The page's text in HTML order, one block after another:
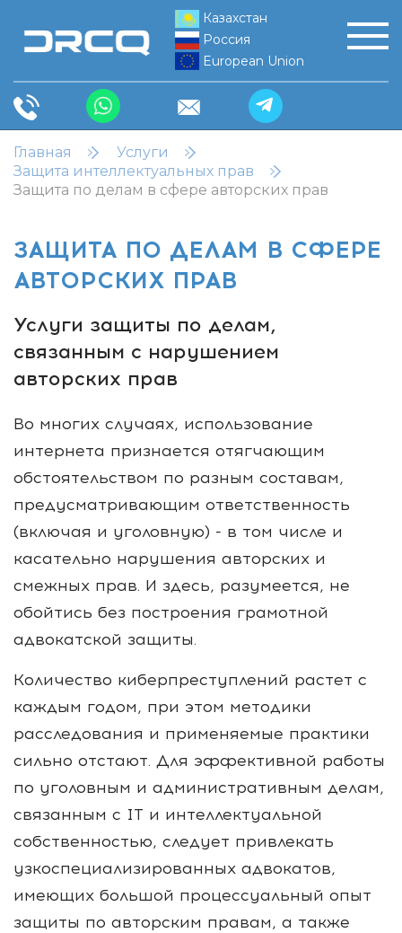
Казахстан
Россия
European Union
Главная
Услуги
Защита интеллектуальных прав
Защита по делам в сфере авторских прав
ЗАЩИТА ПО ДЕЛАМ В СФЕРЕ
АВТОРСКИХ ПРАВ
Услуги защиты по делам,
связанным с нарушением
авторских прав
Во многих случаях, использование
интернета признается отягчающим
обстоятельством по разным составам,
предусматривающим ответственность
(включая и уголовную) - в том числе и
касательно нарушения авторских и
смежных прав. И здесь, разумеется, не
обойтись без построения грамотной
адвокатской защиты.
Количество киберпреступлений растет с
каждым годом, при этом методики
расследования и применяемые практики
сильно отстают. Для эффективной работы
по уголовным и административным делам,
связанным с IT и интеллектуальной
собственностью, следует привлекать
узкоспециализированных адвокатов,
имеющих большой процессуальный опыт
защиты по авторским правам, а также